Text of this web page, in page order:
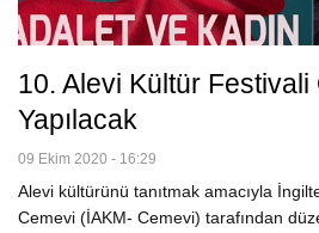
10. Alevi Kültür Festivali
Yapılacak
09 Ekim 2020 - 16:29
Alevi kültürünü tanıtmak amacıyla
Cemevi (İAKM- Cemevi) tarafından